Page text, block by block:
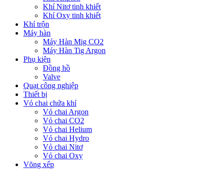
Khí Nitơ tinh khiết
Khí Oxy tinh khiết
Khí trộn
Máy hàn
Máy Hàn Mig CO2
Máy Hàn Tig Argon
Phụ kiện
Đồng hồ
Valve
Quạt công nghiệp
Thiết bị
Vỏ chai chứa khí
Vỏ chai Argon
Vỏ chai CO2
Vỏ chai Helium
Vỏ chai Hydro
Vỏ chai Nitơ
Vỏ chai Oxy
Võng xếp